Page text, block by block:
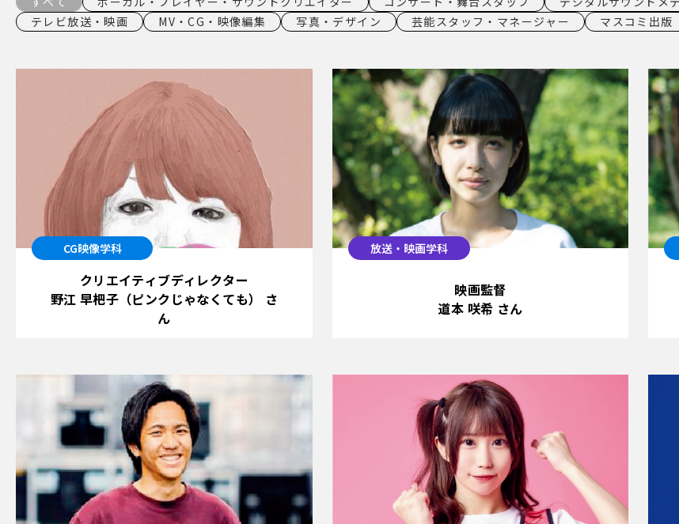
テレビ放送・映画
MV・CG・映像編集 写真・デザイン 芸能スタッフ・マネージャー マスコミ出版
CG映像学科
クリエイティブディレクター
野江 早杷子（ピンクじゃなくても） さ
ん
放送・映画学科
映画監督
道本 咲希 さん